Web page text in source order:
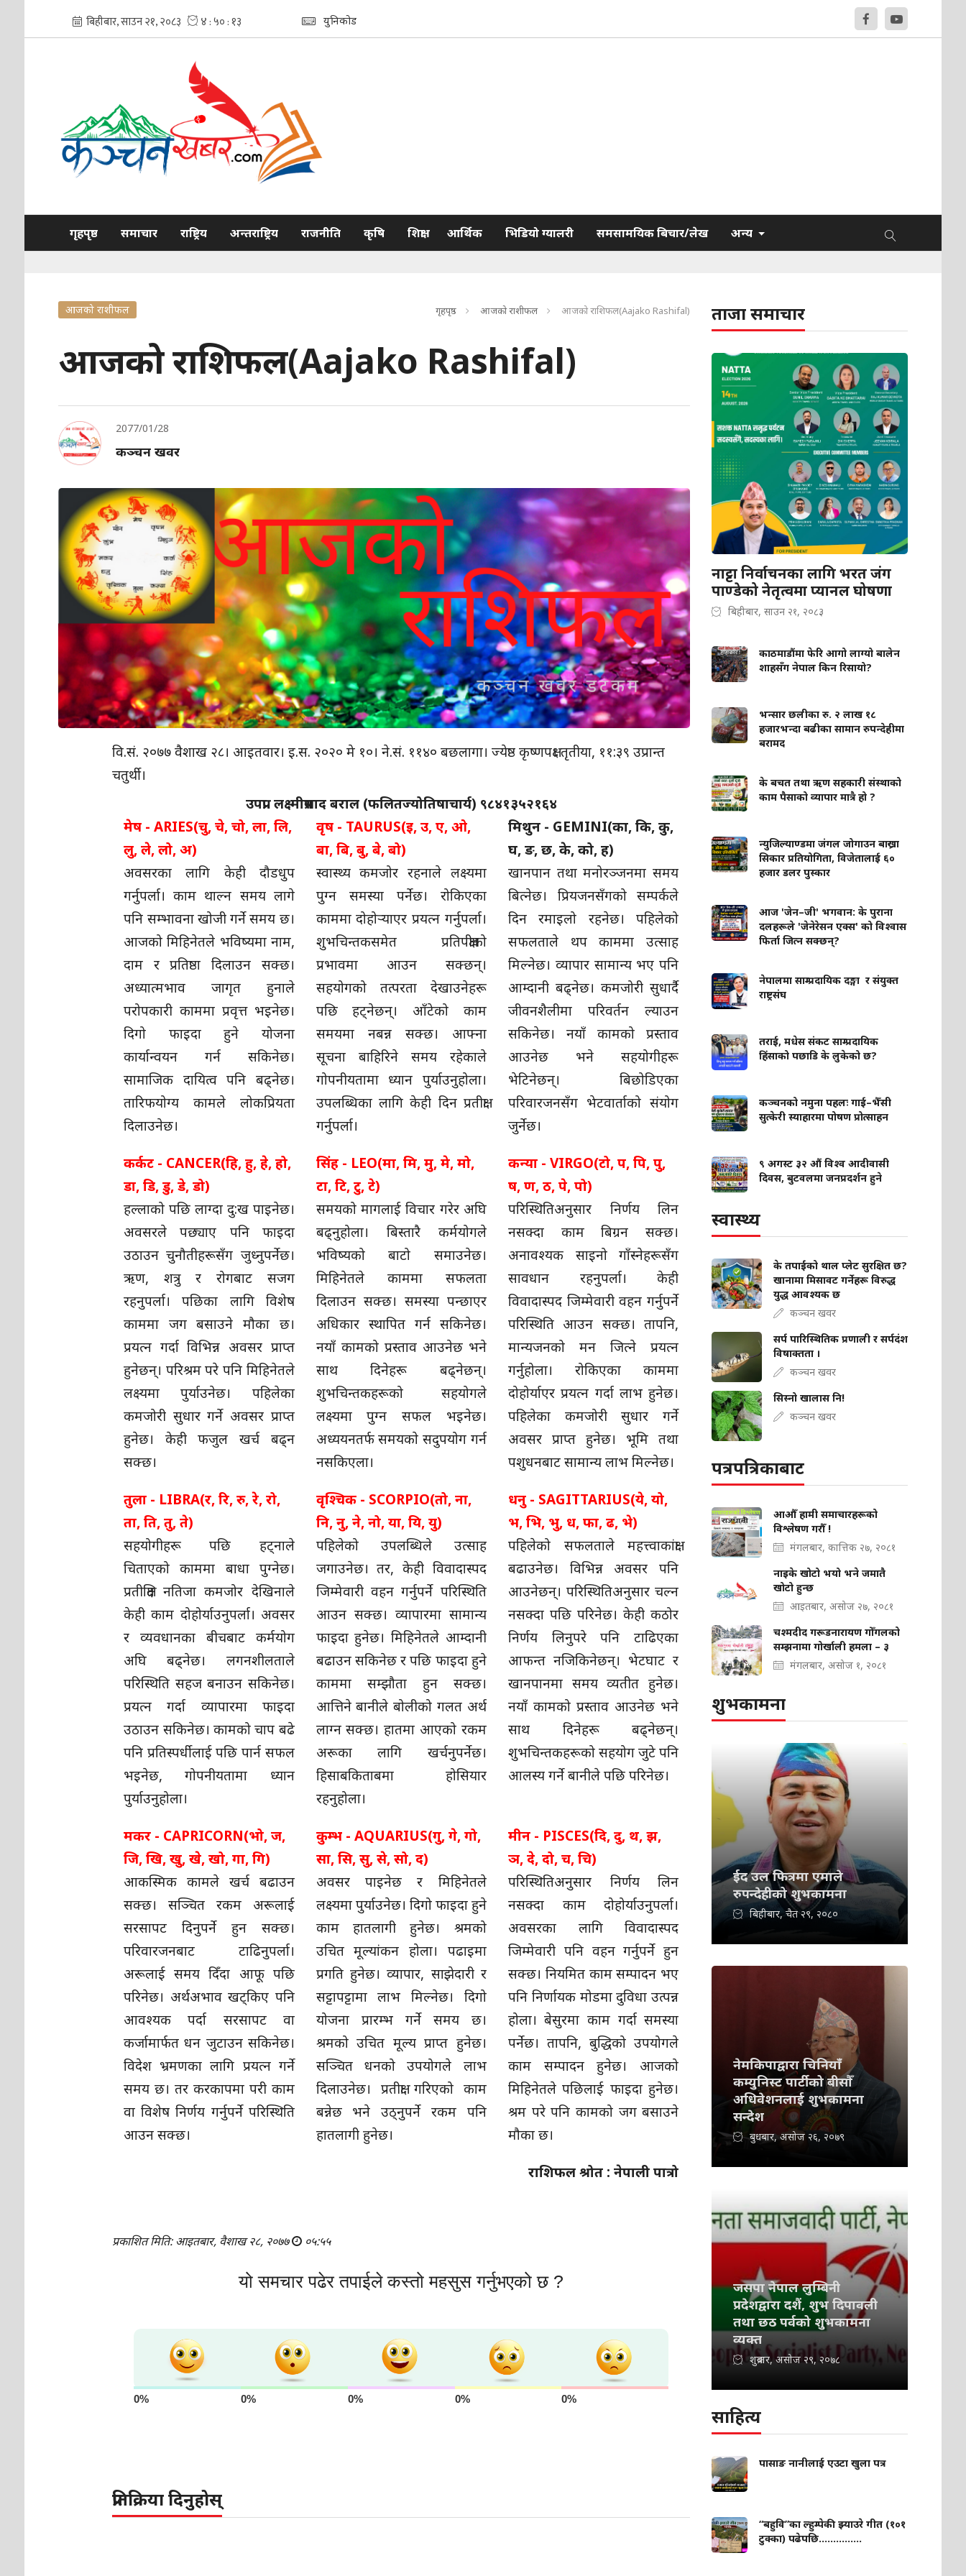
युनिकोड
गृहपृष्ठ समाचार राष्ट्रिय अन्तराष्ट्रिय राजनीति कृषि शिक्षा आर्थिक भिडियो ग्यालरी समसामयिक बिचार/लेख अन्य
आजको राशीफल गृहपृष्ठ आजको राशीफल आजको राशिफल(Aajako Rashifal)
आजको राशिफल(Aajako Rashifal)
2077/01/28
कञ्चन खवर
वि.सं. २०७७ वैशाख २८। आइतवार। इ.स. २०२० मे १०। ने.सं. ११४० बछलागा। ज्येष्ठ कृष्णपक्ष। तृतीया, ११:३९ उप्रान्त
चतुर्थी।
उपप्रा. लक्ष्मीप्रसाद बराल (फलितज्योतिषाचार्य) ९८४१३५२१६४
मेष - ARIES(चु, चे, चो, ला, लि,
लु, ले, लो, अ)
अवसरका लागि केही दौडधुप
गर्नुपर्ला। काम थाल्न समय लागे
पनि सम्भावना खोजी गर्ने समय छ।
आजको मिहिनेतले भविष्यमा नाम,
दाम र प्रतिष्ठा दिलाउन सक्छ।
अध्यात्मभाव जागृत हुनाले
परोपकारी काममा प्रवृत्त भइनेछ।
दिगो फाइदा हुने योजना
कार्यान्वयन गर्न सकिनेछ।
सामाजिक दायित्व पनि बढ्नेछ।
तारिफयोग्य कामले लोकप्रियता
दिलाउनेछ।
वृष - TAURUS(इ, उ, ए, ओ,
बा, बि, बु, बे, बो)
स्वास्थ्य कमजोर रहनाले लक्ष्यमा
पुग्न समस्या पर्नेछ। रोकिएका
काममा दोहोऱ्याएर प्रयत्न गर्नुपर्ला।
शुभचिन्तकसमेत प्रतिपक्षीको
प्रभावमा आउन सक्छन्।
सहयोगको तत्परता देखाउनेहरू
पछि हट्नेछन्। आँटेको काम
समयमा नबन्न सक्छ। आफ्ना
सूचना बाहिरिने समय रहेकाले
गोपनीयतामा ध्यान पुर्याउनुहोला।
उपलब्धिका लागि केही दिन प्रतीक्षा
गर्नुपर्ला।
मिथुन - GEMINI(का, कि, कु,
घ, ङ, छ, के, को, ह)
खानपान तथा मनोरञ्जनमा समय
बित्नेछ। प्रियजनसँगको सम्पर्कले
दिन रमाइलो रहनेछ। पहिलेको
सफलताले थप काममा उत्साह
मिल्नेछ। व्यापार सामान्य भए पनि
आम्दानी बढ्नेछ। कमजोरी सुधार्दै
जीवनशैलीमा परिवर्तन ल्याउन
सकिनेछ। नयाँ कामको प्रस्ताव
आउनेछ भने सहयोगीहरू
भेटिनेछन्। बिछोडिएका
परिवारजनसँग भेटवार्ताको संयोग
जुर्नेछ।
कर्कट - CANCER(हि, हु, हे, हो,
डा, डि, डु, डे, डो)
हल्लाको पछि लाग्दा दु:ख पाइनेछ।
अवसरले पछ्याए पनि फाइदा
उठाउन चुनौतीहरूसँग जुध्नुपर्नेछ।
ऋण, शत्रु र रोगबाट सजग
रहनुपर्ला। पछिका लागि विशेष
काममा जग बसाउने मौका छ।
प्रयत्न गर्दा विभिन्न अवसर प्राप्त
हुनेछन्। परिश्रम परे पनि मिहिनेतले
लक्ष्यमा पुर्याउनेछ। पहिलेका
कमजोरी सुधार गर्ने अवसर प्राप्त
हुनेछ। केही फजुल खर्च बढ्न
सक्छ।
सिंह - LEO(मा, मि, मु, मे, मो,
टा, टि, टु, टे)
समयको मागलाई विचार गरेर अघि
बढ्नुहोला। बिस्तारै कर्मयोगले
भविष्यको बाटो समाउनेछ।
मिहिनेतले काममा सफलता
दिलाउन सक्छ। समस्या पन्छाएर
अधिकार स्थापित गर्न सकिनेछ।
नयाँ कामको प्रस्ताव आउनेछ भने
साथ दिनेहरू बढ्नेछन्।
शुभचिन्तकहरूको सहयोगले
लक्ष्यमा पुग्न सफल भइनेछ।
अध्ययनतर्फ समयकाे सदुपयोग गर्न
नसकिएला।
कन्या - VIRGO(टो, प, पि, पु,
ष, ण, ठ, पे, पो)
परिस्थितिअनुसार निर्णय लिन
नसक्दा काम बिग्रन सक्छ।
अनावश्यक साइनो गाँस्नेहरूसँग
सावधान रहनुपर्ला। केही
विवादास्पद जिम्मेवारी वहन गर्नुपर्ने
परिस्थिति आउन सक्छ। तापनि,
मान्यजनको मन जित्ने प्रयत्न
गर्नुहोला। रोकिएका काममा
दोहोर्याएर प्रयत्न गर्दा लाभ हुनेछ।
पहिलेका कमजोरी सुधार गर्ने
अवसर प्राप्त हुनेछ। भूमि तथा
पशुधनबाट सामान्य लाभ मिल्नेछ।
तुला - LIBRA(र, रि, रु, रे, रो,
ता, ति, तु, ते)
सहयोगीहरू पछि हट्नाले
चिताएको काममा बाधा पुग्नेछ।
प्रतीक्षित नतिजा कमजोर देखिनाले
केही काम दोहोर्याउनुपर्ला। अवसर
र व्यवधानका बीचबाट कर्मयोग
अघि बढ्नेछ। लगनशीलताले
परिस्थिति सहज बनाउन सकिनेछ।
प्रयत्न गर्दा व्यापारमा फाइदा
उठाउन सकिनेछ। कामको चाप बढे
पनि प्रतिस्पर्धीलाई पछि पार्न सफल
भइनेछ, गोपनीयतामा ध्यान
पुर्याउनुहोला।
वृश्चिक - SCORPIO(तो, ना,
नि, नु, ने, नो, या, यि, यु)
पहिलेको उपलब्धिले उत्साह
जगाउनेछ। तर, केही विवादास्पद
जिम्मेवारी वहन गर्नुपर्ने परिस्थिति
आउन सक्छ। व्यापारमा सामान्य
फाइदा हुनेछ। मिहिनेतले आम्दानी
बढाउन सकिनेछ र पछि फाइदा हुने
काममा सम्झौता हुन सक्छ।
आत्तिने बानीले बोलीको गलत अर्थ
लाग्न सक्छ। हातमा आएको रकम
अरूका लागि खर्चनुपर्नेछ।
हिसाबकिताबमा होसियार
रहनुहोला।
धनु - SAGITTARIUS(ये, यो,
भ, भि, भु, ध, फा, ढ, भे)
पहिलेको सफलताले महत्त्वाकांक्षा
बढाउनेछ। विभिन्न अवसर पनि
आउनेछन्। परिस्थितिअनुसार चल्न
नसक्दा पछि परिनेछ। केही कठोर
निर्णय लिनुपरे पनि टाढिएका
आफन्त नजिकिनेछन्। भेटघाट र
खानपानमा समय व्यतीत हुनेछ।
नयाँ कामको प्रस्ताव आउनेछ भने
साथ दिनेहरू बढ्नेछन्।
शुभचिन्तकहरूको सहयोग जुटे पनि
आलस्य गर्ने बानीले पछि परिनेछ।
मकर - CAPRICORN(भो, ज,
जि, खि, खु, खे, खो, गा, गि)
आकस्मिक कामले खर्च बढाउन
सक्छ। सञ्चित रकम अरूलाई
सरसापट दिनुपर्ने हुन सक्छ।
परिवारजनबाट टाढिनुपर्ला।
अरूलाई समय दिँदा आफू पछि
परिनेछ। अर्थअभाव खट्किए पनि
आवश्यक पर्दा सरसापट वा
कर्जामार्फत धन जुटाउन सकिनेछ।
विदेश भ्रमणका लागि प्रयत्न गर्ने
समय छ। तर करकापमा परी काम
वा विशेष निर्णय गर्नुपर्ने परिस्थिति
आउन सक्छ।
कुम्भ - AQUARIUS(गु, गे, गो,
सा, सि, सु, से, सो, द)
अवसर पाइनेछ र मिहिनेतले
लक्ष्यमा पुर्याउनेछ। दिगो फाइदा हुने
काम हातलागी हुनेछ। श्रमको
उचित मूल्यांकन होला। पढाइमा
प्रगति हुनेछ। व्यापार, साझेदारी र
सट्टापट्टामा लाभ मिल्नेछ। दिगो
योजना प्रारम्भ गर्ने समय छ।
श्रमको उचित मूल्य प्राप्त हुनेछ।
सञ्चित धनको उपयोगले लाभ
दिलाउनेछ। प्रतीक्षा गरिएको काम
बन्नेछ भने उठ्नुपर्ने रकम पनि
हातलागी हुनेछ।
मीन - PISCES(दि, दु, थ, झ,
ञ, दे, दो, च, चि)
परिस्थितिअनुसार निर्णय लिन
नसक्दा काम दोहोर्याउनुपर्ला।
अवसरका लागि विवादास्पद
जिम्मेवारी पनि वहन गर्नुपर्ने हुन
सक्छ। नियमित काम सम्पादन भए
पनि निर्णायक मोडमा दुविधा उत्पन्न
होला। बेसुरमा काम गर्दा समस्या
पर्नेछ। तापनि, बुद्धिको उपयोगले
काम सम्पादन हुनेछ। आजको
मिहिनेतले पछिलाई फाइदा हुनेछ।
श्रम परे पनि कामको जग बसाउने
मौका छ।
राशिफल श्रोत : नेपाली पात्रो
प्रकाशित मिति: आइतबार, वैशाख २८, २०७७ ०५:५५
यो समचार पढेर तपाईले कस्तो महसुस गर्नुभएको छ ?
0% 0% 0% 0% 0%
प्रतिक्रिया दिनुहोस्
ताजा समाचार
नाट्टा निर्वाचनका लागि भरत जंग
पाण्डेको नेतृत्वमा प्यानल घोषणा
बिहीबार, साउन २१, २०८३
काठमाडौंमा फेरि आगो लाग्यो बालेन
शाहसँग नेपाल किन रिसायो?
भन्सार छलीका रु. २ लाख १८
हजारभन्दा बढीका सामान रुपन्देहीमा
बरामद
के बचत तथा ऋण सहकारी संस्थाको
काम पैसाको व्यापार मात्रै हो ?
न्युजिल्याण्डमा जंगल जोगाउन बाख्रा
सिकार प्रतियोगिता, विजेतालाई ६०
हजार डलर पुस्कार
आज 'जेन–जी' भगवान: के पुराना
दलहरूले 'जेनेरेसन एक्स' को विश्वास
फिर्ता जित्न सक्छन्?
नेपालमा साम्प्रदायिक दङ्गा र संयुक्त
राष्ट्रसंघ
तराई, मधेस संकट साम्प्रदायिक
हिंसाको पछाडि के लुकेको छ?
कञ्चनको नमुना पहलः गाई–भैँसी
सुत्केरी स्याहारमा पोषण प्रोत्साहन
९ अगस्ट ३२ औं विश्व आदीवासी
दिवस, बुटवलमा जनप्रदर्शन हुने
स्वास्थ्य
के तपाईंको थाल प्लेट सुरक्षित छ?
खानामा मिसावट गर्नेहरू विरुद्ध
युद्ध आवश्यक छ
कञ्चन खवर
सर्प पारिस्थितिक प्रणाली र सर्पदंश
विषाक्तता ।
कञ्चन खवर
सिस्नो खालास नि!
कञ्चन खवर
पत्रपत्रिकाबाट
आऔँ हामी समाचारहरूको
विश्लेषण गरौँ !
मंगलबार, कात्तिक २७, २०८१
नाइके खोटो भयो भने जमातै
खोटो हुन्छ
आइतबार, असोज २७, २०८१
चश्मदीद गरूडनारायण गोँगलको
सम्झनामा गोर्खाली हमला – ३
मंगलबार, असोज १, २०८१
शुभकामना
ईद उल फित्रमा एमाले
रुपन्देहीको शुभकामना
बिहीबार, चैत २९, २०८०
नेमकिपाद्वारा चिनियाँ
कम्युनिस्ट पार्टीको बीसौँ
अधिवेशनलाई शुभकामना
सन्देश
बुधबार, असोज २६, २०७९
जसपा नेपाल लुम्बिनी
प्रदेशद्वारा दशैं, शुभ दिपावली
तथा छठ पर्वको शुभकामना
व्यक्त
शुक्रबार, असोज २९, २०७८
साहित्य
पासाङ नानीलाई एउटा खुला पत्र
“बहुवि”का ल्हुम्पेकी झ्याउरे गीत (१०१
टुक्का) पढेपछि...............